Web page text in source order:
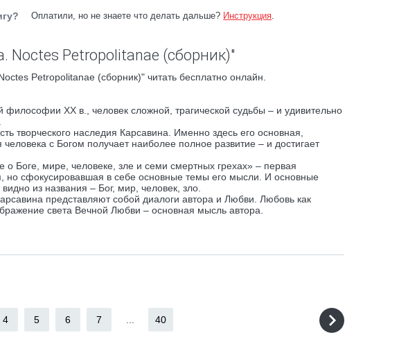
Оплатили, но не знаете что делать дальше? Инструкция.
Noctes Petropolitanae (сборник)"
Petropolitanae (сборник)" читать бесплатно онлайн.
ХХ в., человек сложной, трагической судьбы – и удивительно
творческого наследия Карсавина. Именно здесь его основная,
с Богом получает наиболее полное развитие – и достигает
Боге, мире, человеке, зле и семи смертных грехах» – первая
но сфокусировавшая в себе основные темы его мысли. И основные
из названия – Бог, мир, человек, зло.
представляют собой диалоги автора и Любви. Любовь как
света Вечной Любви – основная мысль автора.
4 5 6 7 40